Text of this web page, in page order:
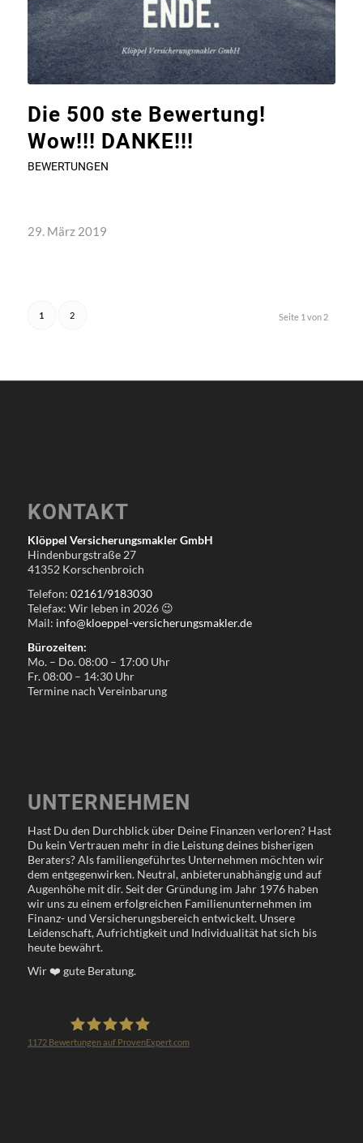
Die 500 ste Bewertung!
Wow!!! DANKE!!!
BEWERTUNGEN
29. März 2019
Seite 1 von 2
1 2
KONTAKT
Klöppel Versicherungsmakler GmbH
Hindenburgstraße 27
41352 Korschenbroich
Telefon: 02161/9183030
Telefax: Wir leben in 2026 😉
Mail: info@kloeppel-versicherungsmakler.de
Bürozeiten:
Mo. – Do. 08:00 – 17:00 Uhr
Fr. 08:00 – 14:30 Uhr
Termine nach Vereinbarung
UNTERNEHMEN
Hast Du den Durchblick über Deine Finanzen verloren? Hast
Du kein Vertrauen mehr in die Leistung deines bisherigen
Beraters? Als familiengeführtes Unternehmen möchten wir
dem entgegenwirken. Neutral, anbieterunabhängig und auf
Augenhöhe mit dir. Seit der Gründung im Jahr 1976 haben
wir uns zu einem erfolgreichen Familienunternehmen im
Finanz- und Versicherungsbereich entwickelt. Unsere
Leidenschaft, Aufrichtigkeit und Individualität hat sich bis
heute bewährt.
Wir❤️ gute Beratung.
1172Bewertungen auf ProvenExpert.com